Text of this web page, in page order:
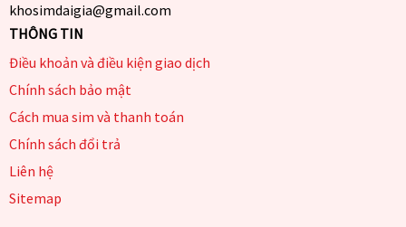
khosimdaigia@gmail.com
THÔNG TIN
Điều khoản và điều kiện giao dịch
Chính sách bảo mật
Cách mua sim và thanh toán
Chính sách đổi trả
Liên hệ
Sitemap